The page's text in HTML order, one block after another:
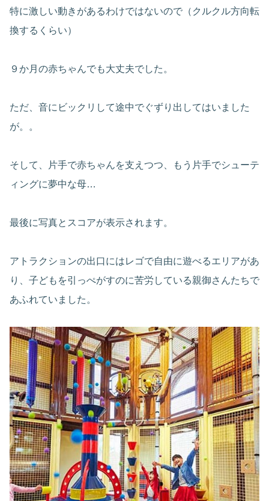
特に激しい動きがあるわけではないので（クルクル方向転
換するくらい）
９か月の赤ちゃんでも大丈夫でした。
ただ、音にビックリして途中でぐずり出してはいました
が。。
そして、片手で赤ちゃんを支えつつ、もう片手でシューテ
ィングに夢中な母…
最後に写真とスコアが表示されます。
アトラクションの出口にはレゴで自由に遊べるエリアがあ
り、子どもを引っぺがすのに苦労している親御さんたちで
あふれていました。